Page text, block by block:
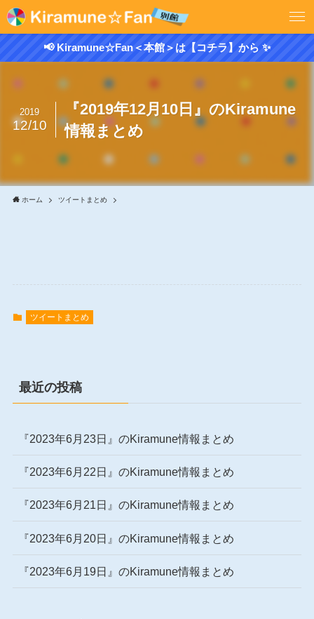
📢 Kiramune☆Fan＜本館＞は【コチラ】から ✨
『2019年12月10日』のKiramune
情報まとめ
2019
12/10
ホーム ツイートまとめ
ツイートまとめ
最近の投稿
『2023年6月23日』のKiramune情報まとめ
『2023年6月22日』のKiramune情報まとめ
『2023年6月21日』のKiramune情報まとめ
『2023年6月20日』のKiramune情報まとめ
『2023年6月19日』のKiramune情報まとめ